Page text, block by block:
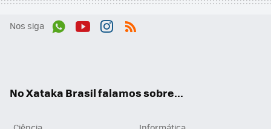
Nos siga
No Xataka Brasil falamos sobre...